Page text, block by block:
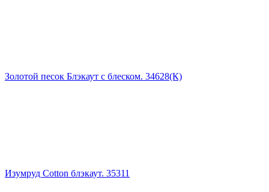
Золотой песок Блэкаут с блеском. 34628(К)
Изумруд Cotton блэкаут. 35311